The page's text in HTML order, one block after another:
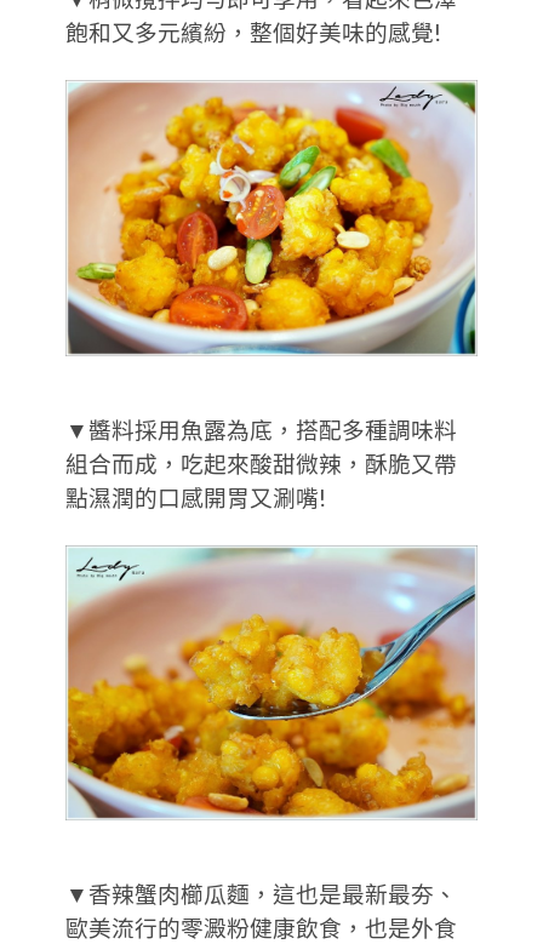
飽和又多元繽紛，整個好美味的感覺!
▼醬料採用魚露為底，搭配多種調味料
組合而成，吃起來酸甜微辣，酥脆又帶
點濕潤的口感開胃又涮嘴!
▼香辣蟹肉櫛瓜麵，這也是最新最夯、
歐美流行的零澱粉健康飲食，也是外食